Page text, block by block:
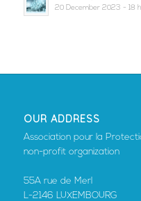
20 December 2023 - 18 h
OUR ADDRESS
Association pour la
non-profit organization
55A rue de Merl
L-2146 LUXEMBOURG